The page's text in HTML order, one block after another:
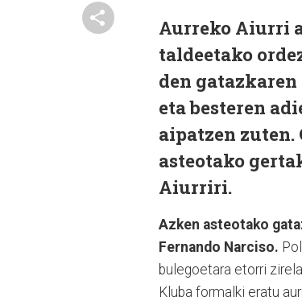
Aurreko Aiurri
taldeetako
den
eta besteren
aipatzen
asteotako
Aiurriri.
Azken asteotako
Fernando Narciso.
bulegoetara etorri
Kluba formalki eratu